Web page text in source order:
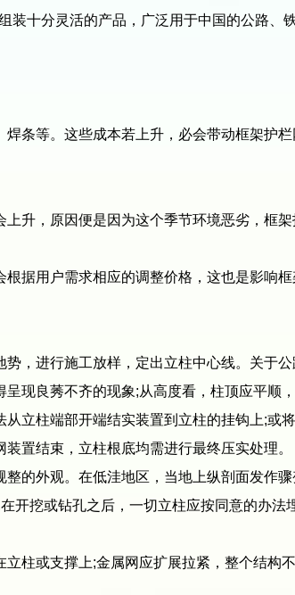
装十分灵活的产品，广泛用于中国的公路
等。这些成本若上升，必会带动框架护
，原因便是因为这个季节环境恶劣，框架
用户需求相应的调整价格，这也是影响框
进行施工放样，定出立柱中心线。关于
现良莠不齐的现象;从高度看，柱顶应平顺
柱端部开端结实装置到立柱的挂钩上;或
置结束，立柱根底均需进行最终压实处理。
外观。在低洼地区，当地上纵剖面发作
开挖或钻孔之后，一切立柱应按同意的办
或支撑上;金属网应扩展拉紧，整个结构不